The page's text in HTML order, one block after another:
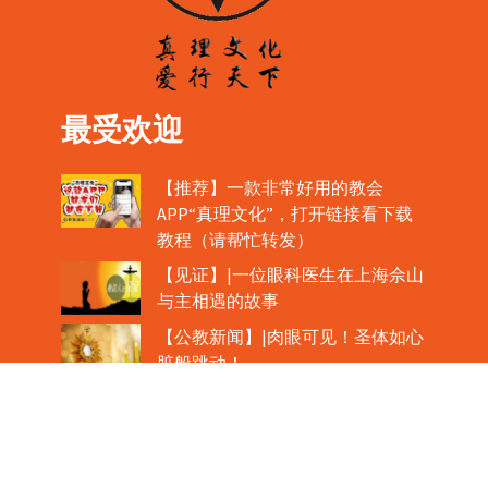
最受欢迎
【推荐】一款非常好用的教会
APP“真理文化”，打开链接看下载
教程（请帮忙转发）
【见证】|一位眼科医生在上海佘山
与主相遇的故事
【公教新闻】|肉眼可见！圣体如心
脏般跳动！